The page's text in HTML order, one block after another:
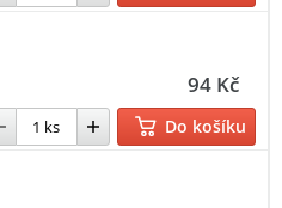
94 Kč
Do košíku